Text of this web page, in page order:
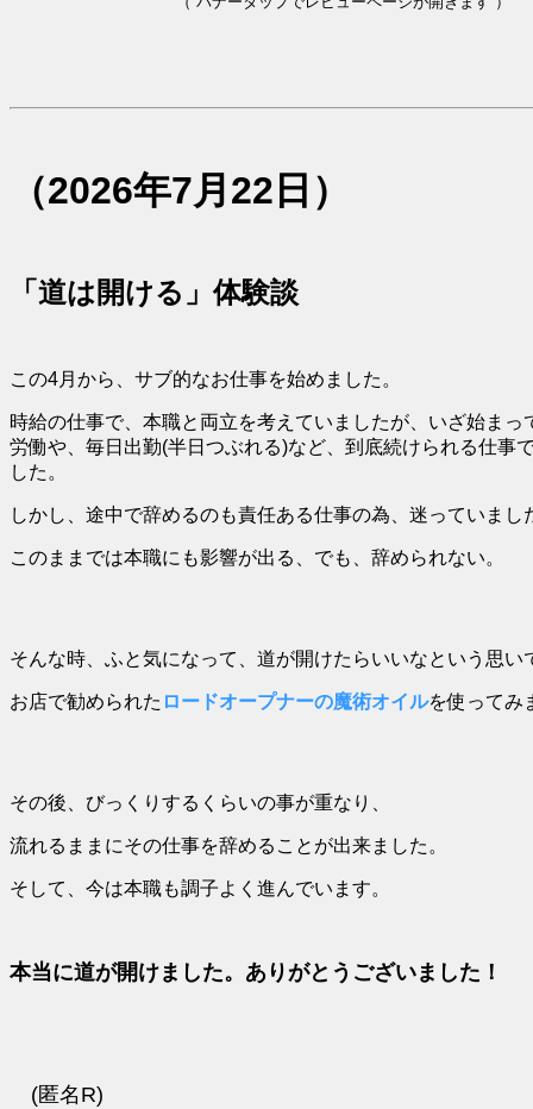
（2026年7月22日）
「道は開ける」体験談
この4月から、サブ的なお仕事を始めました。
時給の仕事で、本職と両立を考えていましたが、いざ始まっ
労働や、毎日出勤(半日つぶれる)など、到底続けられる仕事
した。
しかし、途中で辞めるのも責任ある仕事の為、迷っていまし
このままでは本職にも影響が出る、でも、辞められない。
そんな時、ふと気になって、道が開けたらいいなという思い
お店で勧められた ロードオープナーの魔術オイルを使ってみ
その後、びっくりするくらいの事が重なり、
流れるままにその仕事を辞めることが出来ました。
そして、今は本職も調子よく進んでいます。
本当に道が開けました。ありがとうございました！
(匿名R)